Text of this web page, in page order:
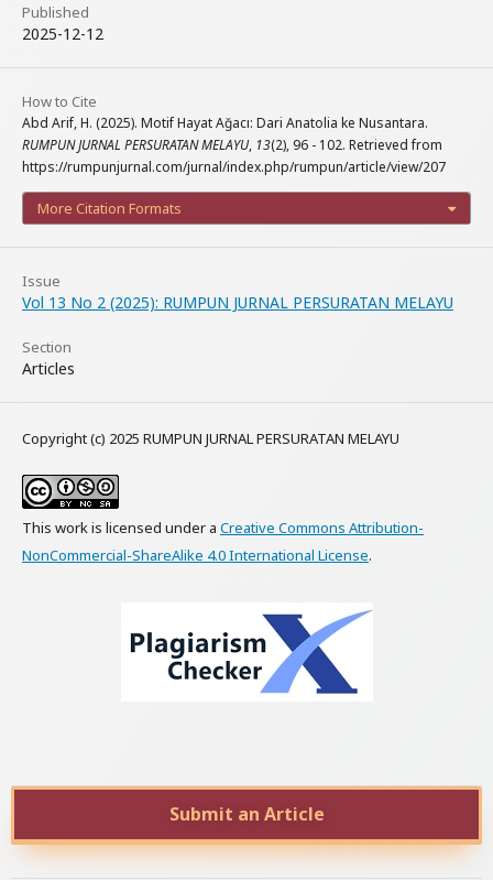
Published
2025-12-12
How to Cite
Abd Arif, H. (2025). Motif Hayat Ağacı: Dari Anatolia ke Nusantara.
RUMPUN JURNAL PERSURATAN MELAYU, 13(2), 96 - 102. Retrieved from
https://rumpunjurnal.com/jurnal/index.php/rumpun/article/view/207
More Citation Formats
Issue
Vol 13 No 2 (2025): RUMPUN JURNAL PERSURATAN MELAYU
Section
Articles
Copyright (c) 2025 RUMPUN JURNAL PERSURATAN MELAYU
This work is licensed under a Creative Commons Attribution-
NonCommercial-ShareAlike 4.0 International License.
Submit an Article